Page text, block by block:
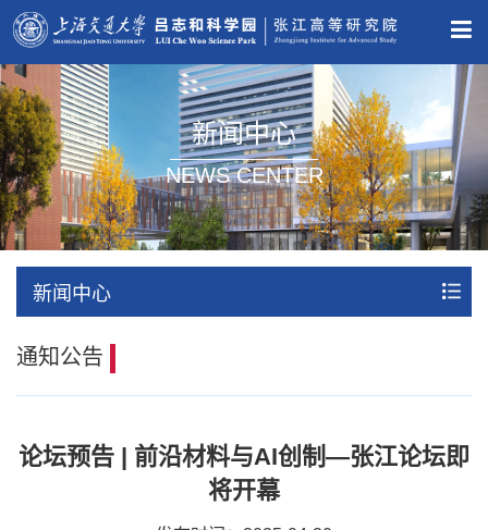
新闻中心
NEWS CENTER
新闻中心
通知公告
论坛预告 | 前沿材料与AI创制—张江论坛即
将开幕